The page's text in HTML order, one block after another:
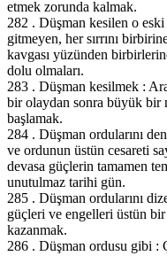
etmek zorunda kalmak.
282 . Düşman kesilen o
gitmeyen, her sırrını
kavgası yüzünden
dolu olmaları.
283 . Düşman kesilmek :
bir olaydan sonra büyük bir
başlamak.
284 . Düşman ordularını
ve ordunun üstün cesareti
devasa güçlerin tamamen
unutulmaz tarihi gün.
285 . Düşman ordularını
güçleri ve engelleri üstün
kazanmak.
286 . Düşman ordusu gibi :